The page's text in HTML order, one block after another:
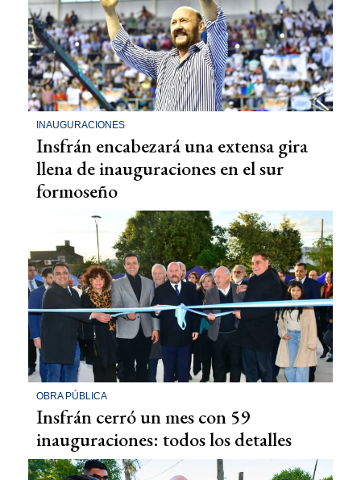
INAUGURACIONES
Insfrán encabezará una extensa gira
llena de inauguraciones en el sur
formoseño
OBRA PÚBLICA
Insfrán cerró un mes con 59
inauguraciones: todos los detalles